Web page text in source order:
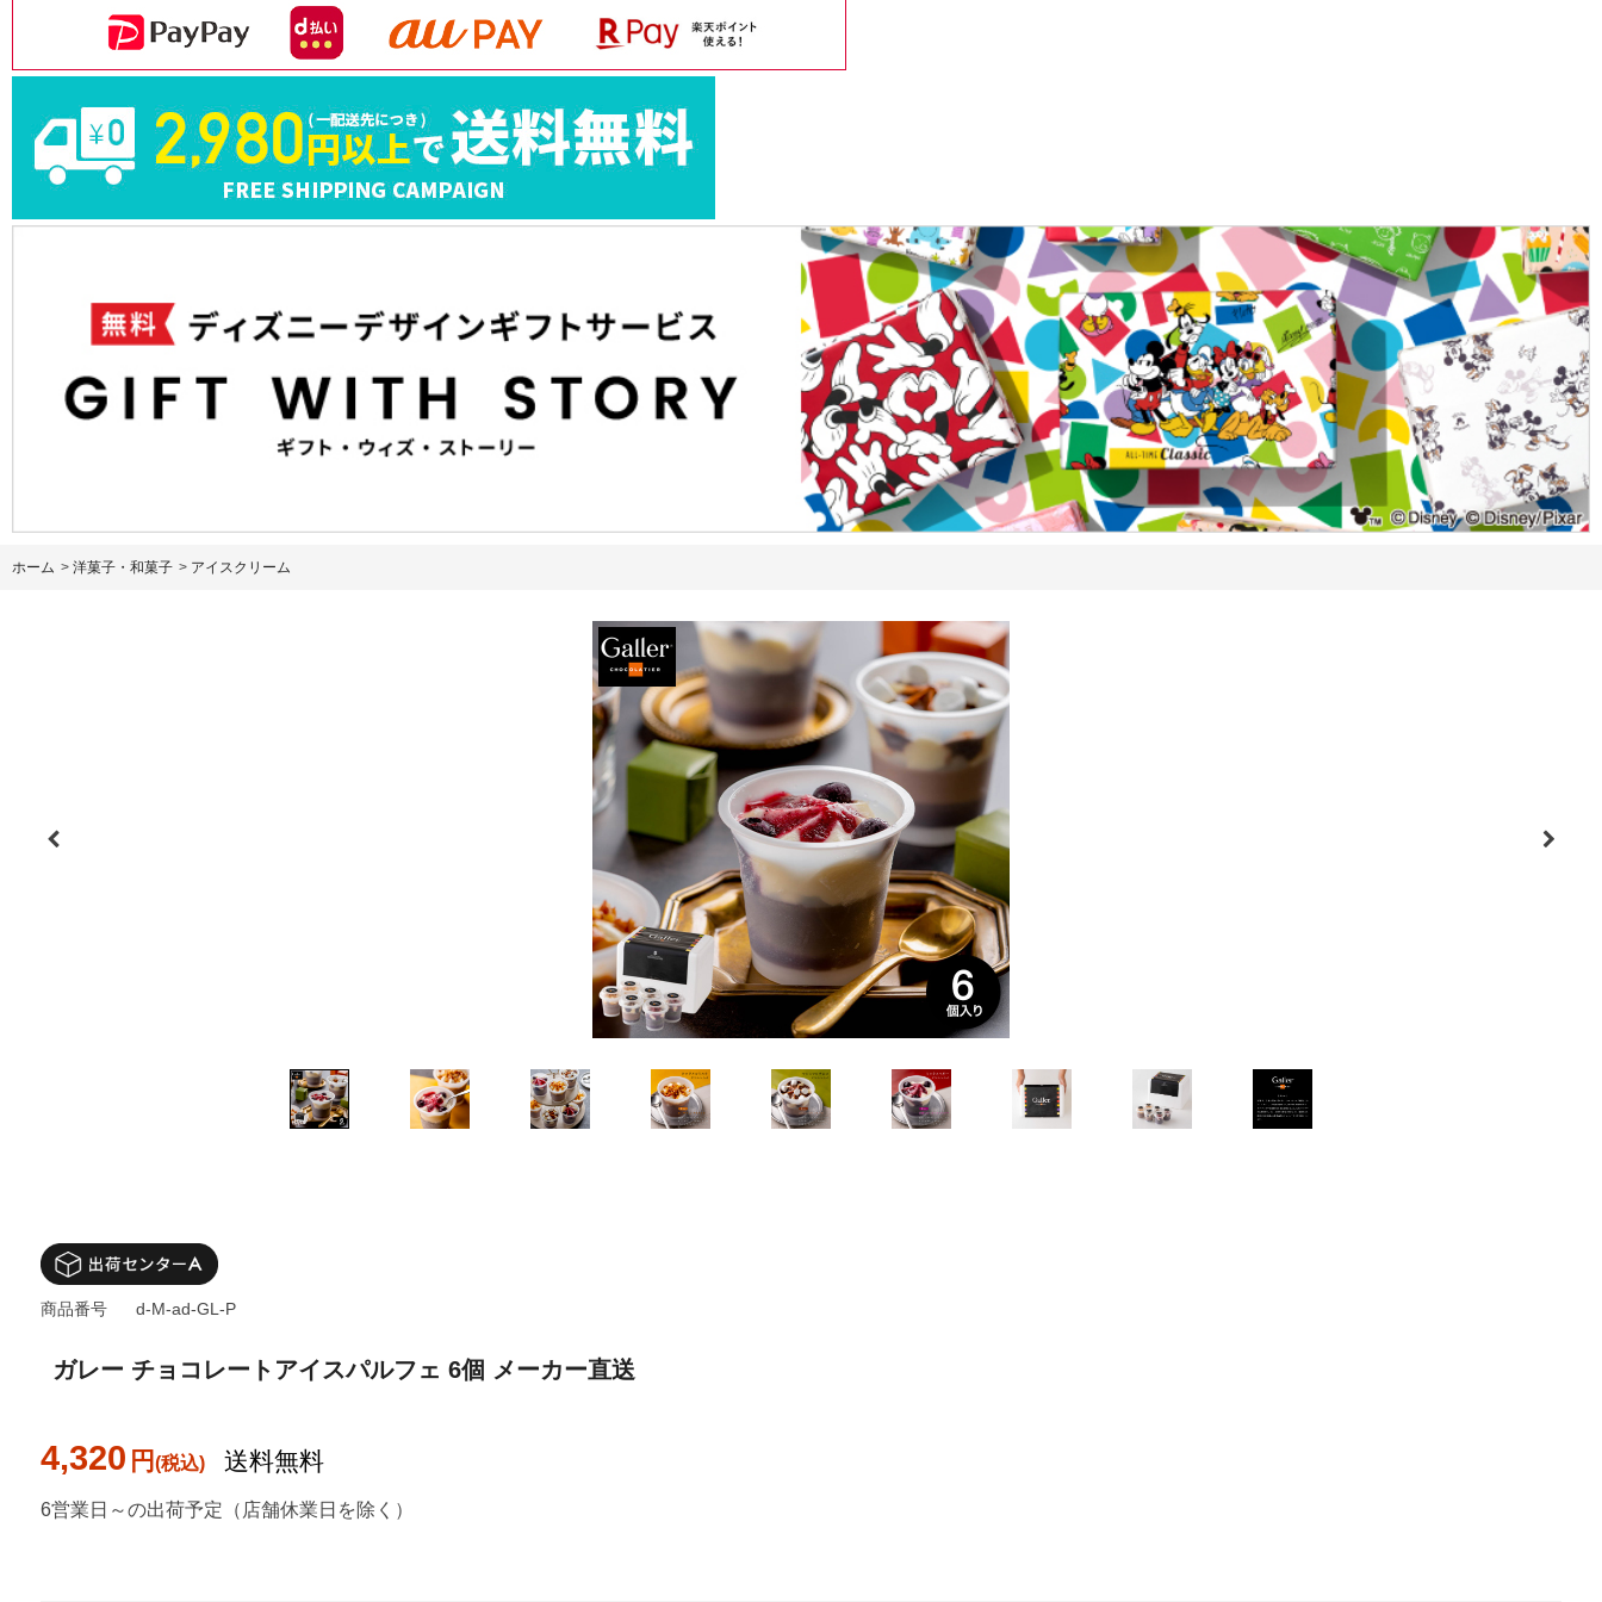
ホーム > 洋菓子・和菓子 > アイスクリーム
ガレー チョコレートアイスパルフェ 6個 メーカー直送
4,320 円 送料無料
商品番号 d-M-ad-GL-P
6営業日～の出荷予定（店舗休業日を除く）